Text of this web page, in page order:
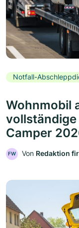
Notfall-
Wohnmobil
Camper
FW Von Redaktion